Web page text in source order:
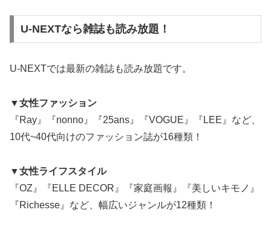
U-NEXTなら雑誌も読み放題！
U-NEXTでは最新の雑誌も読み放題です。
▼女性ファッション
『Ray』『nonno』『25ans』『VOGUE』『LEE』など、
10代~40代向けのファッション誌が16種類！
▼女性ライフスタイル
『OZ』『ELLE DECOR』『家庭画報』『美しいキモノ』
『Richesse』など、幅広いジャンルが12種類！